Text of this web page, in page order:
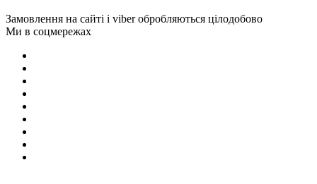
Замовлення на сайті і viber обробляються цілодобово
Ми в соцмережах